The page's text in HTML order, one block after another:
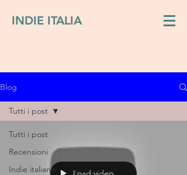
INDIE ITALIA
Blog
Tutti i post
Recensioni
Indie italiano
Tutti i post